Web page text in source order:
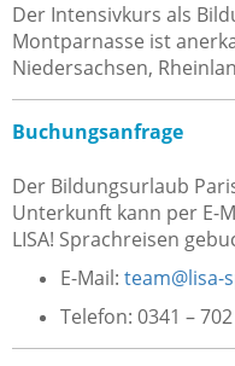
Der Intensivkurs als
Montparnasse ist
Niedersachsen,
Buchungsanfrage
Der Bildungsurlaub
Unterkunft kann per E-
LISA! Sprachreisen
E-Mail: team@lisa-
Telefon: 0341 –